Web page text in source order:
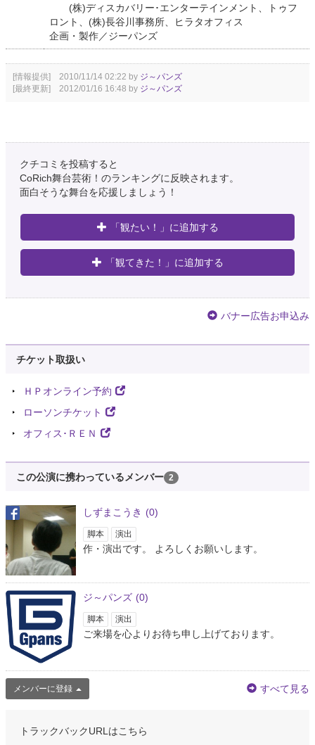
(株)ディスカバリー･エンターテインメント、トゥフ
ロント、(株)長谷川事務所、ヒラタオフィス
企画・製作／ジーパンズ
[情報提供] 2010/11/14 02:22 by ジ～パンズ
[最終更新] 2012/01/16 16:48 by ジ～パンズ
クチコミを投稿すると
CoRich舞台芸術！のランキングに反映されます。
面白そうな舞台を応援しましょう！
「観たい！」に追加する
「観てきた！」に追加する
バナー広告お申込み
チケット取扱い
ＨＰオンライン予約
ローソンチケット
オフィス･ＲＥＮ
この公演に携わっているメンバー 2
しずまこうき (0)
脚本 演出
作・演出です。 よろしくお願いします。
ジ～パンズ (0)
脚本 演出
ご来場を心よりお待ち申し上げております。
メンバーに登録 すべて見る
トラックバックURLはこちら